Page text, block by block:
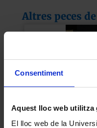
Consentiment
Aquest lloc web utilitza
El lloc web de la
Altres peces